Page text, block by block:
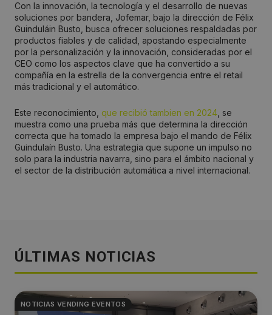
Con la innovación, la tecnología y el desarrollo de nuevas
soluciones por bandera, Jofemar, bajo la dirección de Félix
Guinduláin Busto, busca ofrecer soluciones respaldadas por
productos fiables y de calidad, apostando especialmente
por la personalización y la innovación, consideradas por el
CEO como los aspectos clave que ha convertido a su
compañía en la estrella de la convergencia entre el retail
más tradicional y el automático.
Este reconocimiento, que recibió tambien en 2024 , se
muestra como una prueba más que determina la dirección
correcta que ha tomado la empresa bajo el mando de Félix
Guindulaín Busto. Una estrategia que supone un impulso no
solo para la industria navarra, sino para el ámbito nacional y
el sector de la distribución automática a nivel internacional.
ÚLTIMAS NOTICIAS
NOTICIAS VENDING EVENTOS